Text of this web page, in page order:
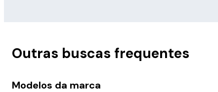
Outras buscas frequentes
Modelos da marca